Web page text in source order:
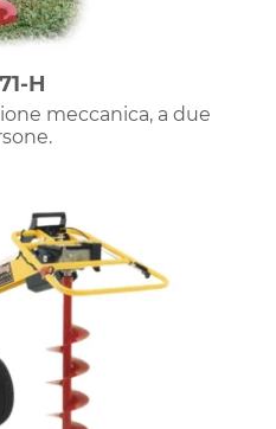
H
meccanica, a due